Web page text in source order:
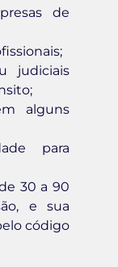
de
judiciais
alguns
para
30 a 90
e sua
código